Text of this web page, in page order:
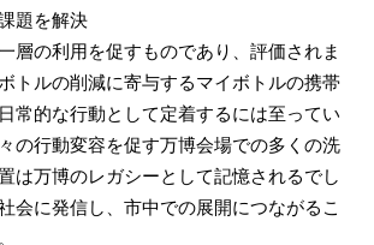
題を解決
層の利用を促すものであり、評価されま
トルの削減に寄与するマイボトルの携帯
常的な行動として定着するには至ってい
の行動変容を促す万博会場での多くの洗
は万博のレガシーとして記憶されるでし
会に発信し、市中での展開につながるこ